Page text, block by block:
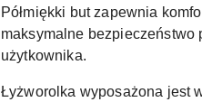
Półmiękki but zapewnia
maksymalne bezpieczeństwo
użytkownika.
Łyżworolka wyposażona jest